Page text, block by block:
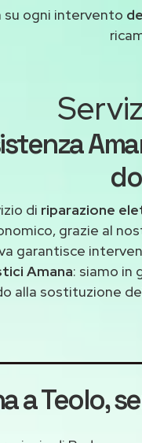
ogni intervento
di riparazione
grazie al
garantisce
Amana: siamo in
alla sostituzione
a Teolo,